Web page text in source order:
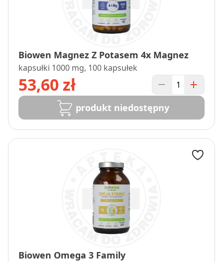
Biowen Magnez Z Potasem 4x Magnez
kapsułki 1000 mg, 100 kapsułek
53,60 zł
produkt niedostępny
Biowen Omega 3 Family